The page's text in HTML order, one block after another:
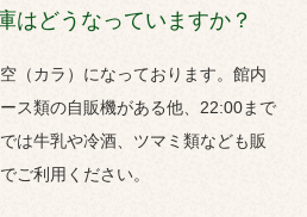
を見る
はどうなっていますか？
（カラ）になっております。館内
ス類の自販機がある他、22:00まで
は牛乳や冷酒、ツマミ類なども販
ご利用ください。